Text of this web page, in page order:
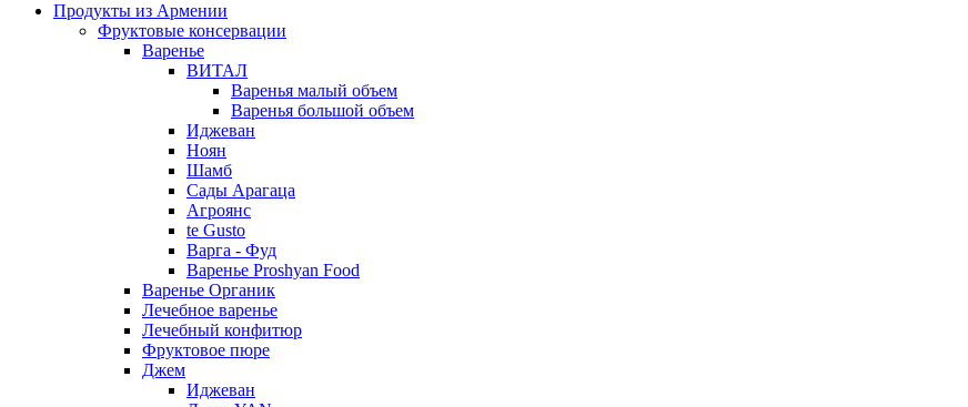
Продукты из Армении
Фруктовые консервации
Варенье
ВИТАЛ
Варенья малый объем
Варенья большой объем
Иджеван
Ноян
Шамб
Сады Арагаца
Агроянс
te Gusto
Варга - Фуд
Варенье Proshyan Food
Варенье Органик
Лечебное варенье
Лечебный конфитюр
Фруктовое пюре
Джем
Иджеван